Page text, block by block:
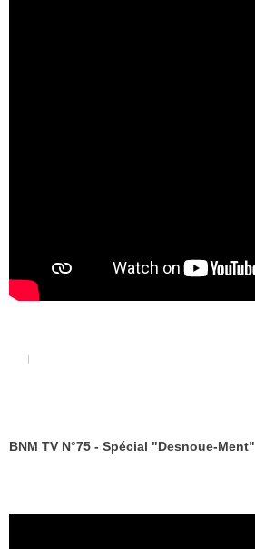
BNM TV N°75 - Spécial "Desnoue-Ment"